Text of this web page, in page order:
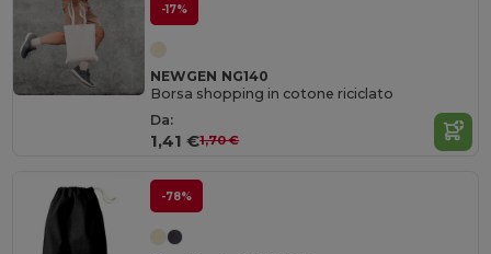
-17%
NEWGEN NG140
Borsa shopping in cotone riciclato
Da:
1,41 €1,70 €
-78%